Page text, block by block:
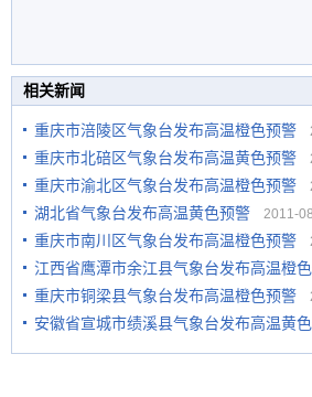
相关新闻
重庆市涪陵区气象台发布高温橙色预警
重庆市北碚区气象台发布高温黄色预警
重庆市渝北区气象台发布高温橙色预警
湖北省气象台发布高温黄色预警 2011-
重庆市南川区气象台发布高温橙色预警
江西省鹰潭市余江县气象台发布高温橙
重庆市铜梁县气象台发布高温橙色预警
安徽省宣城市绩溪县气象台发布高温黄